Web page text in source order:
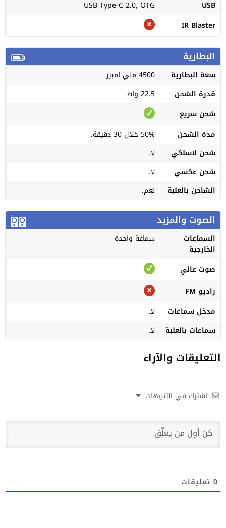
USB
USB Type-C 2.0, OTG
IR Blaster
البطارية
سعة البطارية
4500 ملي امبير
قدرة الشحن
22.5 واط
شحن سريع
مدة الشحن
50% خلال 30 دقيقة.
شحن لاسلكي
لا.
شحن عكسي
لا.
الشاحن بالعلبة
نعم.
الصوت والمزيد
السماعات
الخارجية
سماعة واحدة
صوت عالي
راديو FM
مدخل سماعات
لا.
سماعات بالعلبة
لا.
التعليقات والآراء
اشترك في التنبيهات
0 تعليقات